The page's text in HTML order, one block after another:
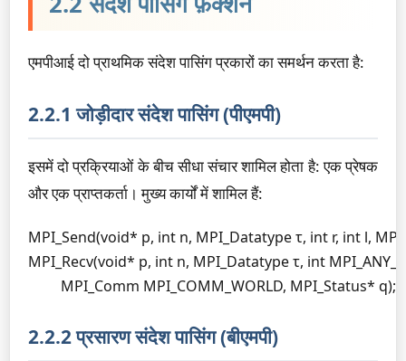
एमपीआई दो प्राथमिक संदेश पासिंग प्रकारों का समर्थन करता है:
2.2.1 जोड़ीदार संदेश पासिंग (पीएमपी)
इसमें दो प्रक्रियाओं के बीच सीधा संचार शामिल होता है: एक प्रेषक
और एक प्राप्तकर्ता। मुख्य कार्यों में शामिल हैं:
MPI_Send(void* p, int n, MPI_Datatype τ, int r, int l,
MPI_Recv(void* p, int n, MPI_Datatype τ, int
         MPI_Comm MPI_COMM_WORLD, MPI_Status* q);
2.2.2 प्रसारण संदेश पासिंग (बीएमपी)